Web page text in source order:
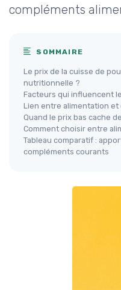
compléments
SOMMAIRE
Le prix de la cuisse de
nutritionnelle ?
Facteurs qui influencent
Lien entre alimentation
Quand le prix bas cache
Comment choisir entre
Tableau comparatif :
compléments courants